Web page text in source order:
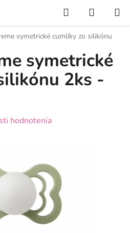
Hľadať
KOŠÍK
symetrické cumlíky zo silikónu
symetrické
2ks -
hodnotenia